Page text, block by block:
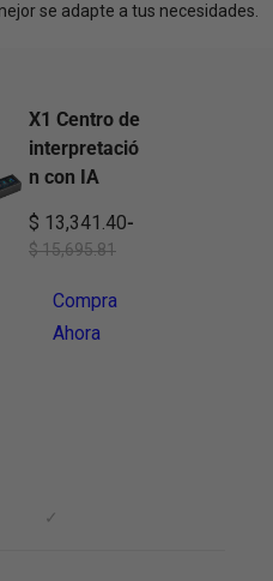
se adapte a tus necesidades.
X1 Centro de
interpretació
n con IA
$ 13,341.40-
$ 15,695.81
Compra
Ahora
✓